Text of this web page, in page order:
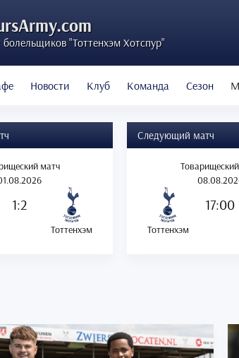
"Тоттенхэм Хотспур"
Новости Клуб Команда Сезон
матч
1:2
Тоттенхэм
Следующий матч
17:00
Тоттенхэм